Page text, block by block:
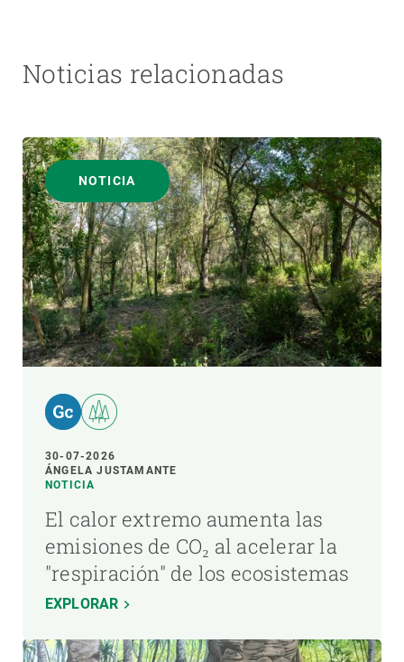
Noticias relacionadas
NOTICIA
30-07-2026
ÁNGELA JUSTAMANTE
NOTICIA
El calor extremo aumenta las
emisiones de CO₂ al acelerar la
"respiración" de los ecosistemas
EXPLORAR